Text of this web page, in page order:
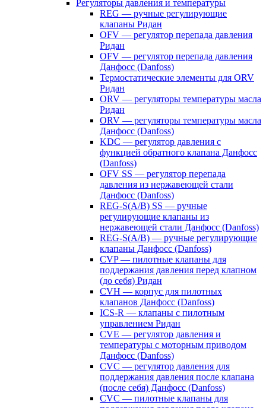
Регуляторы давления и температуры
REG — ручные регулирующие
клапаны Ридан
OFV — регулятор перепада давления
Ридан
OFV — регулятор перепада давления
Данфосс (Danfoss)
Термостатические элементы для ORV
Ридан
ORV — регуляторы температуры масла
Ридан
ORV — регуляторы температуры масла
Данфосс (Danfoss)
KDC — регулятор давления с
функцией обратного клапана Данфосс
(Danfoss)
OFV SS — регулятор перепада
давления из нержавеющей стали
Данфосс (Danfoss)
REG-S(A/B) SS — ручные
регулирующие клапаны из
нержавеющей стали Данфосс (Danfoss)
REG-S(A/B) — ручные регулирующие
клапаны Данфосс (Danfoss)
CVP — пилотные клапаны для
поддержания давления перед клапном
(до себя) Ридан
CVH — корпус для пилотных
клапанов Данфосс (Danfoss)
ICS-R — клапаны с пилотным
управлением Ридан
CVE — регулятор давления и
температуры с моторным приводом
Данфосс (Danfoss)
CVС — регулятор давления для
поддержания давления после клапана
(после себя) Данфосс (Danfoss)
CVС — пилотные клапаны для